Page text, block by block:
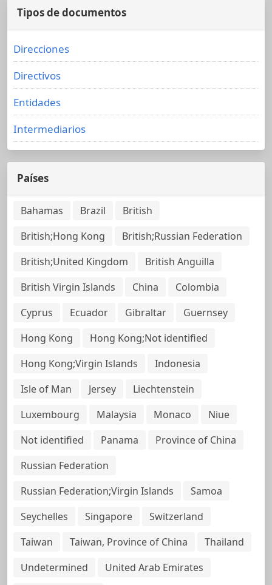
Tipos de documentos
Direcciones
Directivos
Entidades
Intermediarios
Países
Bahamas Brazil
British
British;Hong Kong
British;Russian Federation
British;United Kingdom
British Anguilla
British Virgin Islands
China
Colombia
Cyprus
Ecuador Gibraltar
Guernsey
Hong Kong
Hong Kong;Not identified
Hong Kong;Virgin Islands
Indonesia
Isle of Man
Jersey
Liechtenstein
Luxembourg
Malaysia Monaco
Niue
Not identified
Panama
Province of China
Russian Federation
Russian Federation;Virgin Islands
Samoa
Seychelles
Singapore
Switzerland
Taiwan
Taiwan, Province of China
Thailand
Undetermined
United Arab Emirates